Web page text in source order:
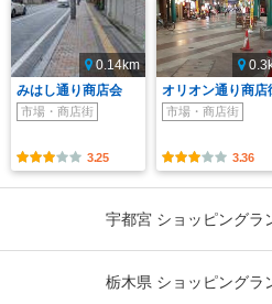
0.14km
みはし通り商店会
市場・商店街
3.25
オリオン通り商店
市場・商店街
3.36
宇都宮 ショッピングラ
栃木県 ショッピングラ